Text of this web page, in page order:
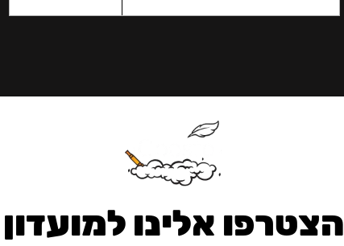
הצטרפו אלינו למועדון